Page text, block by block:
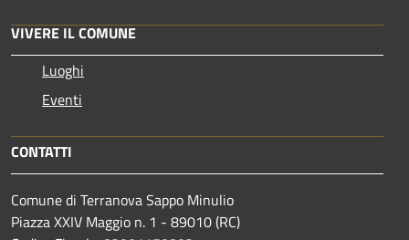
VIVERE IL COMUNE
Luoghi
Eventi
CONTATTI
Comune di Terranova Sappo Minulio
Piazza XXIV Maggio n. 1 - 89010 (RC)